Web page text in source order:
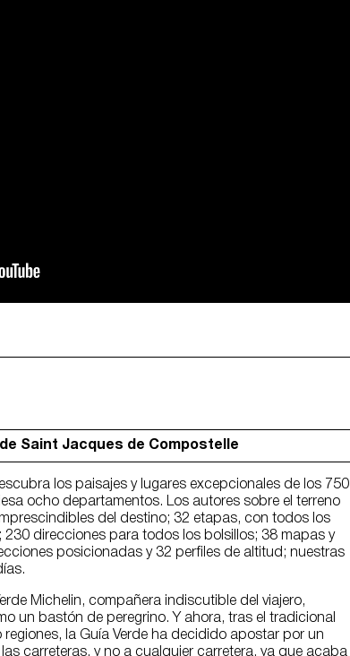
Saint Jacques de Compostelle
los paisajes y lugares excepcionales de los 750
ocho departamentos. Los autores sobre el terreno
del destino; 32 etapas, con todos los
230 direcciones para todos los bolsillos; 38 mapas y
posicionadas y 32 perfiles de altitud; nuestras
Michelin, compañera indiscutible del viajero,
un bastón de peregrino. Y ahora, tras el tradicional
la Guía Verde ha decidido apostar por un
carreteras, y no a cualquier carretera, ya que acaba